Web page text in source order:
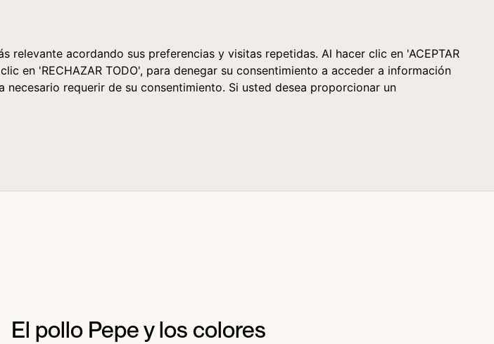
acordando sus preferencias y visitas repetidas. Al hacer clic en 'ACEPTAR
en 'RECHAZAR TODO', para denegar su consentimiento a acceder a información
requerir de su consentimiento. Si usted desea proporcionar un
El pollo Pepe y los colores